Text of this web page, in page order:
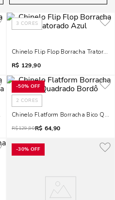
Rosa Frutti Neon
3 CORES
Chinelo Flip Flop Borracha
R$ 129,90
Marrom Cocoa
-50% OFF
2 CORES
Chinelo Flatform Borracha Bico
R$129,90R$ 64,90
Marrom Cocoa
-30% OFF